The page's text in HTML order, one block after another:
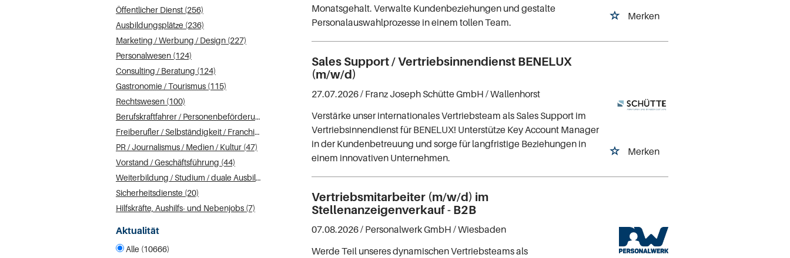
Öffentlicher Dienst (256)
Ausbildungsplätze (236)
Marketing / Werbung / Design (227)
Personalwesen (124)
Consulting / Beratung (124)
Gastronomie / Tourismus (115)
Rechtswesen (100)
Berufskraftfahrer / Personenbeförderung (Land, Wasser, Luft) (92)
Freiberufler / Selbständigkeit / Franchise (89)
PR / Journalismus / Medien / Kultur (47)
Vorstand / Geschäftsführung (44)
Weiterbildung / Studium / duale Ausbildung (25)
Sicherheitsdienste (20)
Hilfskräfte, Aushilfs- und Nebenjobs (7)
Aktualität
Alle (10666)
Merken
Monatsgehalt. Verwalte Kundenbeziehungen und gestalte
Personalauswahlprozesse in einem tollen Team.
Sales Support / Vertriebsinnendienst BENELUX
(m/w/d)
Merken
27.07.2026 / Franz Joseph Schütte GmbH / Wallenhorst
Verstärke unser internationales Vertriebsteam als Sales Support im
Vertriebsinnendienst für BENELUX! Unterstütze Key Account Manager
in der Kundenbetreuung und sorge für langfristige Beziehungen in
einem innovativen Unternehmen.
Vertriebsmitarbeiter (m/w/d) im
Stellenanzeigenverkauf - B2B
07.08.2026 / Personalwerk GmbH / Wiesbaden
Werde Teil unseres dynamischen Vertriebsteams als